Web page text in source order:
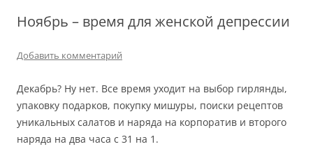
Ноябрь – время для женской депрессии
Добавить комментарий
Декабрь? Ну нет. Все время уходит на выбор гирлянды,
упаковку подарков, покупку мишуры, поиски рецептов
уникальных салатов и наряда на корпоратив и второго
наряда на два часа с 31 на 1.